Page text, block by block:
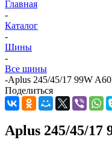
Главная
-
Каталог
-
Шины
-
Все шины
-Aplus 245/45/17 99W
Поделиться
Aplus 245/45/17